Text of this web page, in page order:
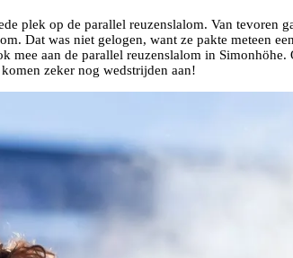
plek op de parallel reuzenslalom. Van tevoren
Dat was niet gelogen, want ze pakte meteen
aan de parallel reuzenslalom in
zeker nog wedstrijden aan!